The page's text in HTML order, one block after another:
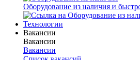
Оборудование из наличия и
Технологии
Вакансии
Вакансии
Вакансии